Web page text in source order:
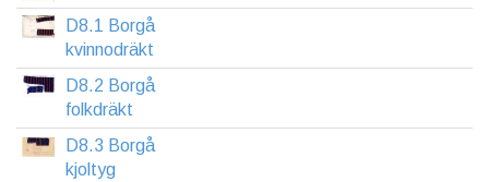
D8.1 Borgå
kvinnodräkt
D8.2 Borgå
folkdräkt
D8.3 Borgå
kjoltyg